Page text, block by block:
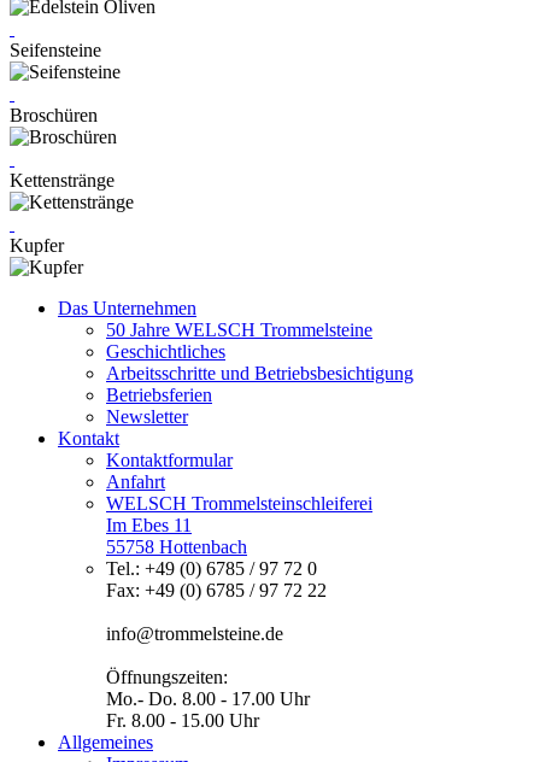
Seifensteine
Broschüren
Kettenstränge
Kupfer
Das Unternehmen
50 Jahre WELSCH Trommelsteine
Geschichtliches
Arbeitsschritte und Betriebsbesichtigung
Betriebsferien
Newsletter
Kontakt
Kontaktformular
Anfahrt
WELSCH Trommelsteinschleiferei
Im Ebes 11
55758 Hottenbach
Tel.: +49 (0) 6785 / 97 72 0
Fax: +49 (0) 6785 / 97 72 22
info@trommelsteine.de
Öffnungszeiten:
Mo.- Do. 8.00 - 17.00 Uhr
Fr. 8.00 - 15.00 Uhr
Allgemeines